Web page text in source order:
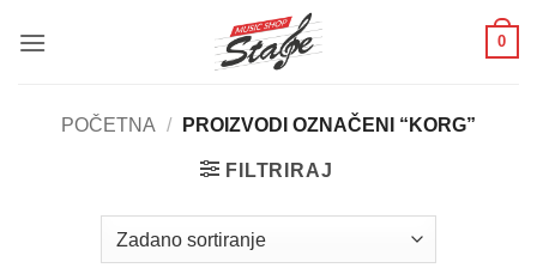
0
POČETNA / PROIZVODI OZNAČENI “KORG”
FILTRIRAJ